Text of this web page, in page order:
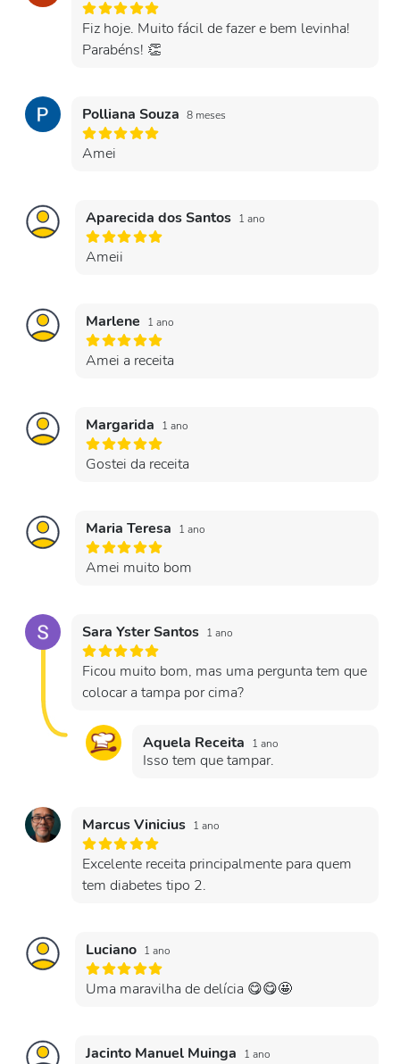
Fiz hoje. Muito fácil de fazer e bem levinha!
Parabéns! 👏
Polliana Souza 8 meses
Amei
Aparecida dos Santos 1 ano
Ameii
Marlene 1 ano
Amei a receita
Margarida 1 ano
Gostei da receita
Maria Teresa 1 ano
Amei muito bom
Sara Yster Santos 1 ano
Ficou muito bom, mas uma pergunta tem que
colocar a tampa por cima?
Aquela Receita 1 ano
Isso tem que tampar.
Marcus Vinicius 1 ano
Excelente receita principalmente para quem
tem diabetes tipo 2.
Luciano 1 ano
Uma maravilha de delícia 😋😋🤩
Jacinto Manuel Muinga 1 ano